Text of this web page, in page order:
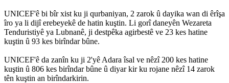
UNICEF'ê bi bîr xist ku ji qurbaniyan, 2 zarok û dayika wan di êrîşa
îro ya li dijî erebeyekê de hatin kuştin. Li gorî daneyên Wezareta
Tenduristiyê ya Lubnanê, ji destpêka agirbestê ve 23 kes hatine
kuştin û 93 kes birîndar bûne.
UNICEF'ê da zanîn ku ji 2'yê Adara îsal ve nêzî 200 kes hatine
kuştin û 806 kes birîndar bûne û diyar kir ku rojane nêzî 14 zarok
tên kuştin an birîndarkirin.